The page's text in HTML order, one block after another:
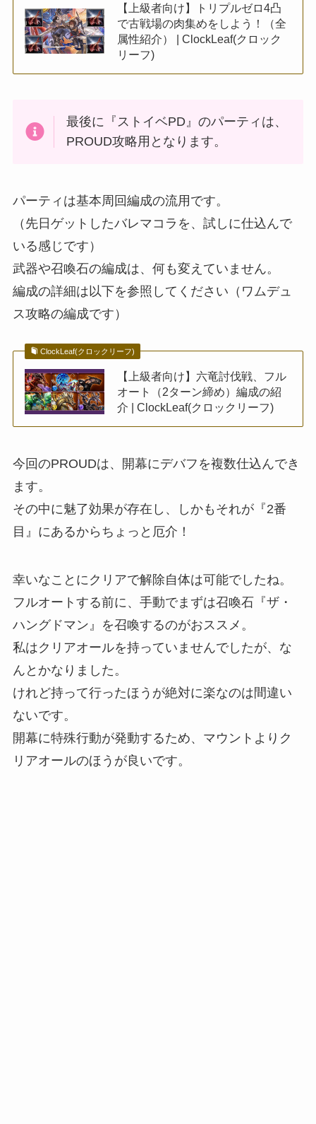
【上級者向け】トリプルゼロ4凸
で古戦場の肉集めをしよう！（全
属性紹介） | ClockLeaf(クロック
リーフ)
最後に『ストイベPD』のパーティは、
PROUD攻略用となります。
パーティは基本周回編成の流用です。
（先日ゲットしたバレマコラを、試しに仕込んで
いる感じです）
武器や召喚石の編成は、何も変えていません。
編成の詳細は以下を参照してください（ワムデュ
ス攻略の編成です）
ClockLeaf(クロックリーフ)
【上級者向け】六竜討伐戦、フル
オート（2ターン締め）編成の紹
介 | ClockLeaf(クロックリーフ)
今回のPROUDは、開幕にデバフを複数仕込んでき
ます。
その中に魅了効果が存在し、しかもそれが『2番
目』にあるからちょっと厄介！
幸いなことにクリアで解除自体は可能でしたね。
フルオートする前に、手動でまずは召喚石『ザ・
ハングドマン』を召喚するのがおススメ。
私はクリアオールを持っていませんでしたが、な
んとかなりました。
けれど持って行ったほうが絶対に楽なのは間違い
ないです。
開幕に特殊行動が発動するため、マウントよりク
リアオールのほうが良いです。